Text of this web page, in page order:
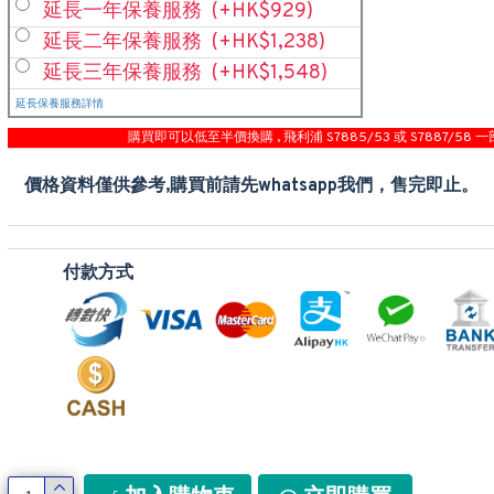
延長一年保養服務 (+HK$929)
延長二年保養服務 (+HK$1,238)
延長三年保養服務 (+HK$1,548)
延長保養服務詳情
購買即可以低至半價換購 , 飛利浦 S7885/53 或 S7887/58 一
價格資料僅供參考,購買前請先whatsapp我們，售完即止。
付款方式